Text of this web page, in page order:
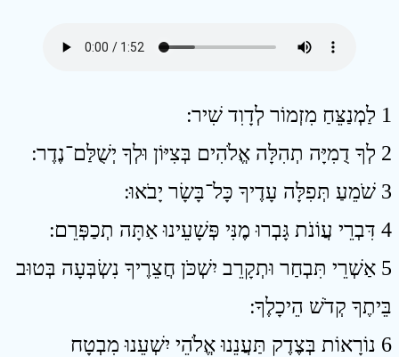
1 לַמְנַצֵּחַ מִזְמוֹר לְדָוִד שִׁיר ׃
2 לְךָ דֻמִיָּה תְהִלָּה אֱלֹהִים בְּצִיּוֹן וּלְךָ יְשֻׁלַּם־נֶדֶר ׃
3 שֹׁמֵעַ תְּפִלָּה עָדֶיךָ כָּל־בָּשָׂר יָבֹאוּ ׃
4 דִּבְרֵי עֲוֹנֹת גָּבְרוּ מֶנִּי פְּשָׁעֵינוּ אַתָּה תְכַפְּרֵם ׃
5 אַשְׁרֵי תִּבְחַר וּתְקָרֵב יִשְׁכֹּן חֲצֵרֶיךָ נִשְׂבְּעָה בְּטוּב
בֵּיתֶךָ קְדֹשׁ הֵיכָלֶךָ ׃
6 נוֹרָאוֹת בְּצֶדֶק תַּעֲנֵנוּ אֱלֹהֵי יִשְׁעֵנוּ מִבְטָח